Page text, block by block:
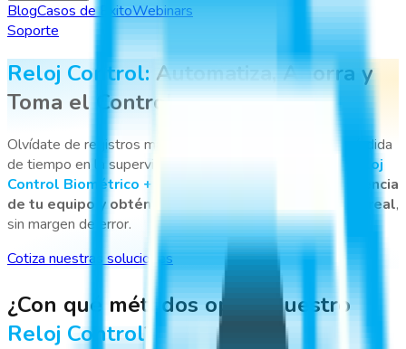
BlogCasos de ExitoWebinars
Soporte
Reloj Control: Automatiza, Ahorra y
Toma el Control
Olvídate de registros manuales, cálculos imprecisos y pérdida
de tiempo en la supervisión del personal. Con nuestro
Reloj
Control Biométrico + Software
, automatiza la asistencia
de tu equipo y obtén información precisa en tiempo real,
sin margen de error.
Cotiza nuestras soluciones
¿Con qué métodos opera nuestro
Reloj Control?